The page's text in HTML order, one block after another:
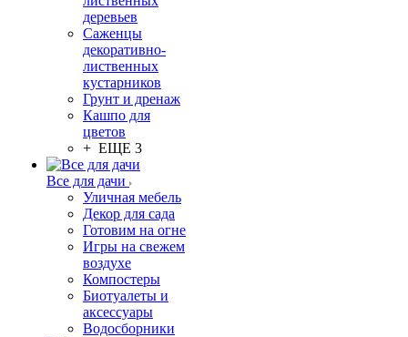
деревьев
Саженцы
декоративно-
лиственных
кустарников
Грунт и дренаж
Кашпо для
цветов
+ ЕЩЕ 3
Все для дачи
Уличная мебель
Декор для сада
Готовим на огне
Игры на свежем
воздухе
Компостеры
Биотуалеты и
аксессуары
Водосборники